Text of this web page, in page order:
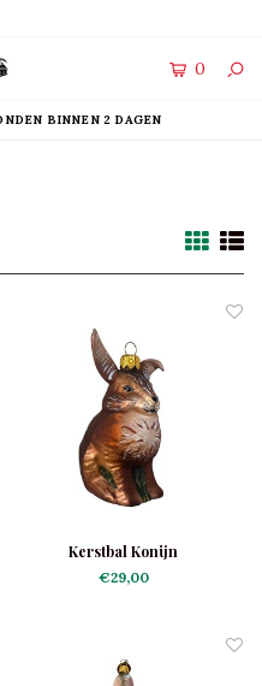
0
BINNEN 2 DAGEN
Kerstbal Konijn
€29,00